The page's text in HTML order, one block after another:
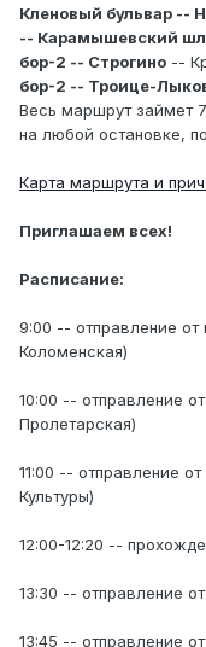
Кленовый бульвар --
-- Карамышевский
бор-2 -- Строгино --
бор-2 -- Троице-
Весь маршрут займет
на любой остановке,
Карта маршрута и
Приглашаем всех!
Расписание:
9:00 -- отправление
Коломенская)
10:00 -- отправление
Пролетарская)
11:00 -- отправление
Культуры)
12:00-12:20 --
13:30 -- отправление
13:45 -- отправление